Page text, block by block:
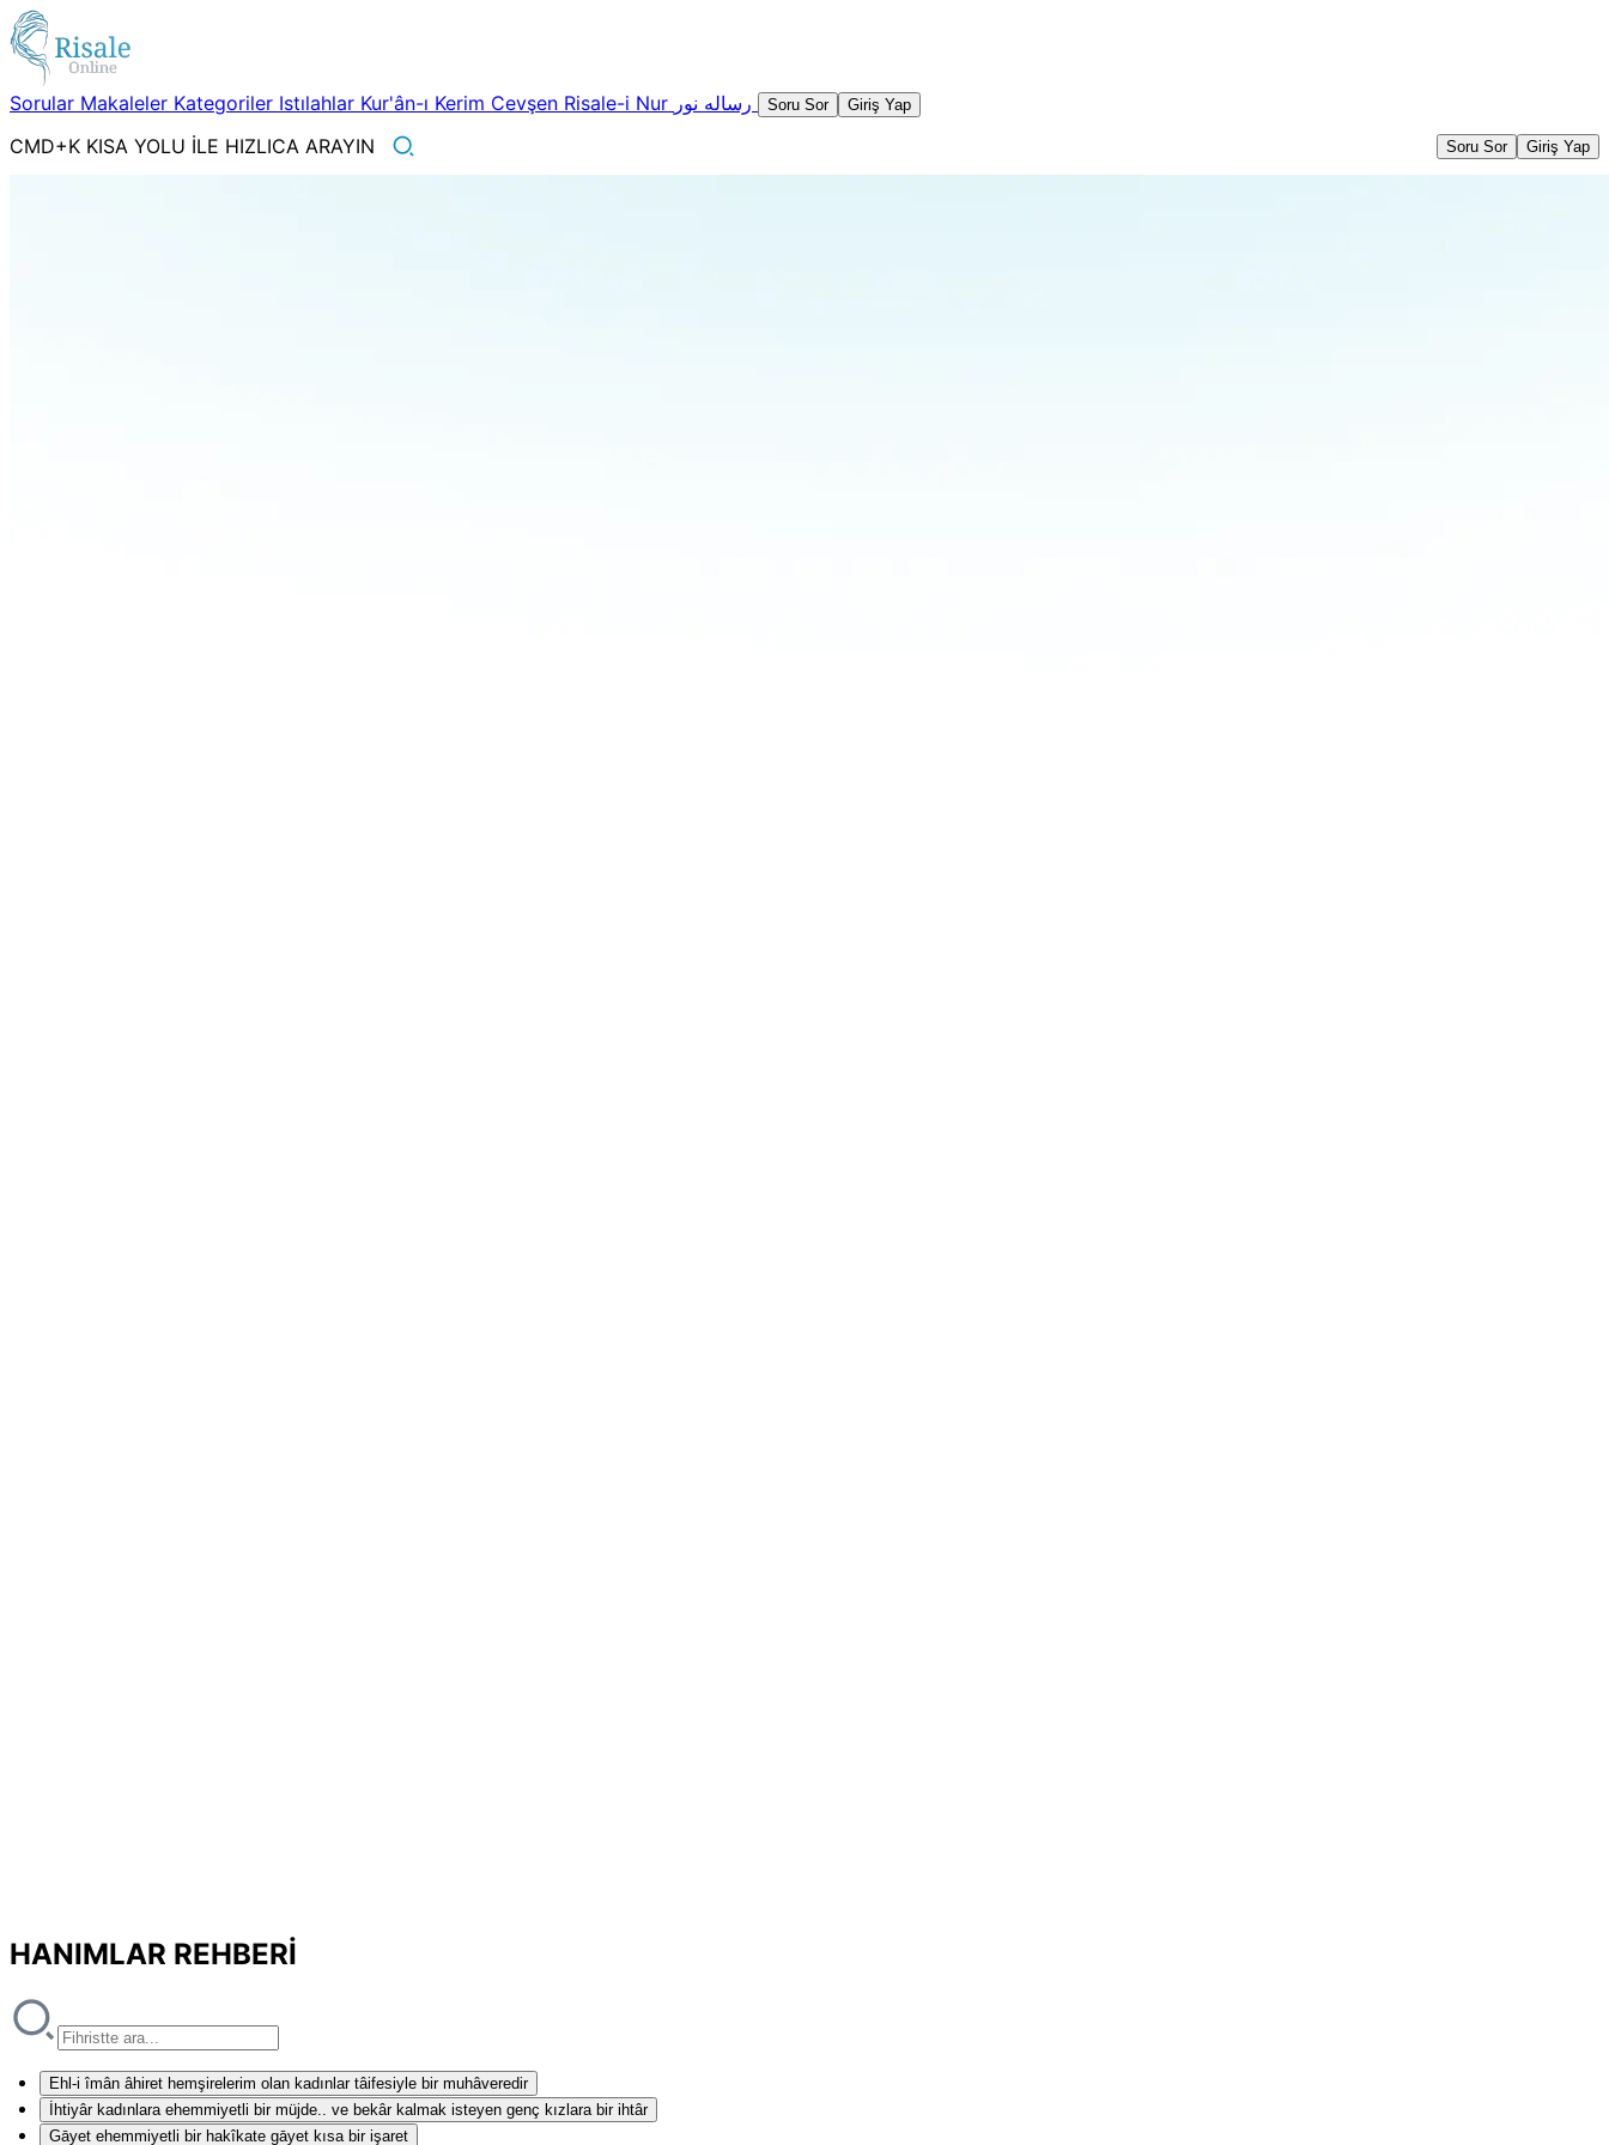
Sorular Makaleler Kategoriler Istılahlar Kur'ân-ı Kerim Cevşen Risale-i Nur Soru Sor Giriş Yap
CMD+K KISA YOLU İLE HIZLICA ARAYIN Soru Sor Giriş Yap
HANIMLAR REHBERİ
Ehl-i îmân âhiret hemşirelerim olan kadınlar tâifesiyle bir muhâveredir
İhtiyâr kadınlara ehemmiyetli bir müjde.. ve bekâr kalmak isteyen genç kızlara bir ihtâr
Gāyet ehemmiyetli bir hakîkate gāyet kısa bir işaret